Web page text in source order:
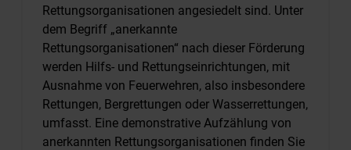
Rettungsorganisationen angesiedelt sind. Unter
dem Begriff „anerkannte
Rettungsorganisationen“ nach dieser Förderung
werden Hilfs- und Rettungseinrichtungen, mit
Ausnahme von Feuerwehren, also insbesondere
Rettungen, Bergrettungen oder Wasserrettungen,
umfasst. Eine demonstrative Aufzählung von
anerkannten Rettungsorganisationen finden Sie